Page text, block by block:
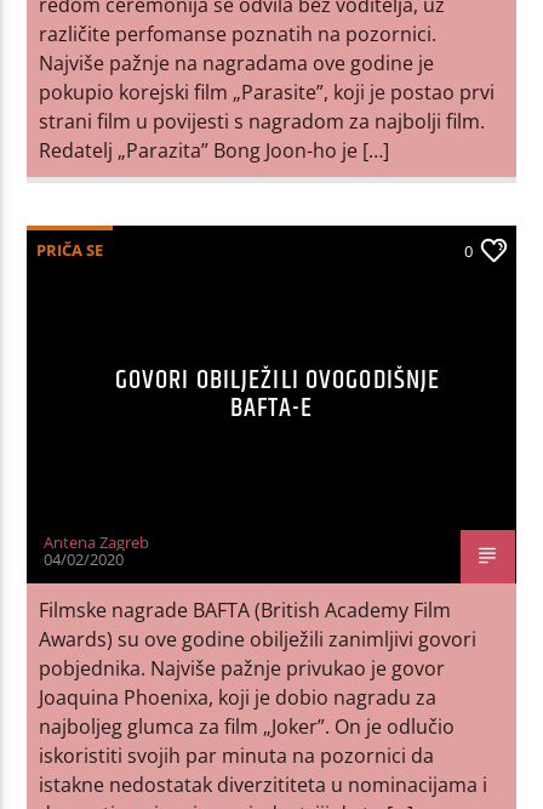
različite perfomanse poznatih na pozornici.
Najviše pažnje na nagradama ove godine je
pokupio korejski film „Parasite”, koji je postao prvi
strani film u povijesti s nagradom za najbolji film.
Redatelj „Parazita” Bong Joon-ho je […]
PRIČA SE 0
GOVORI OBILJEŽILI OVOGODIŠNJE
BAFTA-E
Antena Zagreb
04/02/2020
Filmske nagrade BAFTA (British Academy Film
Awards) su ove godine obilježili zanimljivi govori
pobjednika. Najviše pažnje privukao je govor
Joaquina Phoenixa, koji je dobio nagradu za
najboljeg glumca za film „Joker”. On je odlučio
iskoristiti svojih par minuta na pozornici da
istakne nedostatak diverzititeta u nominacijama i